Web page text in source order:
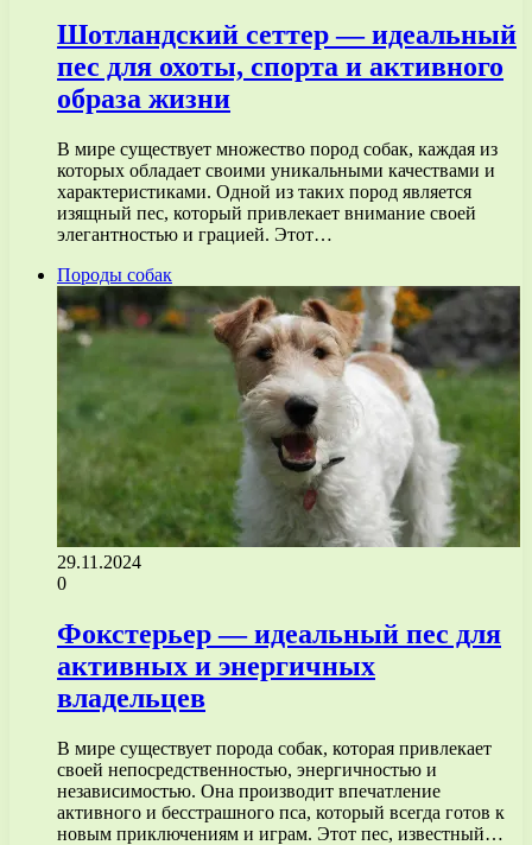
Шотландский сеттер — идеальный
пес для охоты, спорта и активного
образа жизни
В мире существует множество пород собак, каждая из
которых обладает своими уникальными качествами и
характеристиками. Одной из таких пород является
изящный пес, который привлекает внимание своей
элегантностью и грацией. Этот…
Породы собак
29.11.2024
0
Фокстерьер — идеальный пес для
активных и энергичных
владельцев
В мире существует порода собак, которая привлекает
своей непосредственностью, энергичностью и
независимостью. Она производит впечатление
активного и бесстрашного пса, который всегда готов к
новым приключениям и играм. Этот пес, известный…